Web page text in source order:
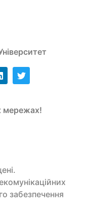
мережах!
забезпечення